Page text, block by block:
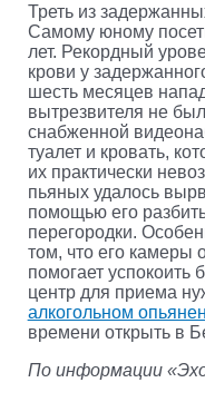
Треть из
Самому юному
лет. Рекордный
крови у
шесть месяцев
вытрезвителя не
снабженной
туалет и кровать,
их практически
пьяных удалось
помощью его
перегородки.
том, что его камеры
помогает успокоить
центр для приема
алкогольном
времени открыть в
По информации